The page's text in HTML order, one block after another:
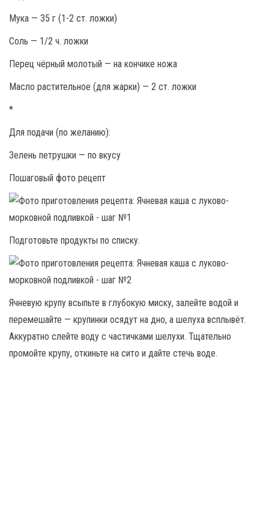
Мука — 35 г (1-2 ст. ложки)
Соль — 1/2 ч. ложки
Перец чёрный молотый — на кончике ножа
Масло растительное (для жарки) — 2 ст. ложки
*
Для подачи (по желанию):
Зелень петрушки — по вкусу
Пошаговый фото рецепт
Подготовьте продукты по списку.
Ячневую крупу всыпьте в глубокую миску, залейте водой и
перемешайте — крупинки осядут на дно, а шелуха всплывёт.
Аккуратно слейте воду с частичками шелухи. Тщательно
промойте крупу, откиньте на сито и дайте стечь воде.